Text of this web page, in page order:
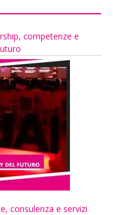
competenze e
consulenza e servizi